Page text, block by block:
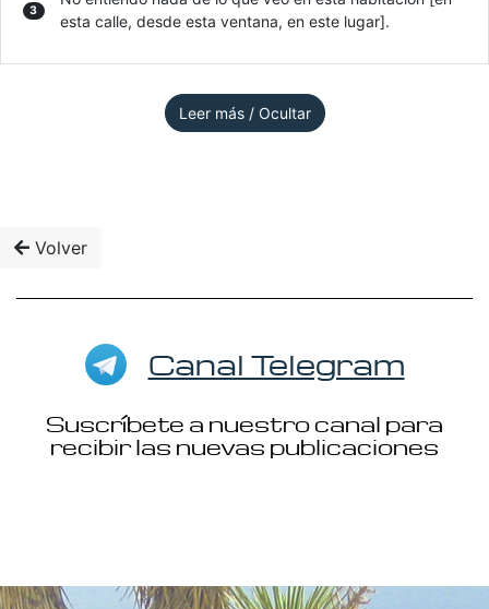
3
esta calle, desde esta ventana, en este lugar].
Leer más / Ocultar
Volver
Canal Telegram
Suscríbete a nuestro canal para
recibir las nuevas publicaciones